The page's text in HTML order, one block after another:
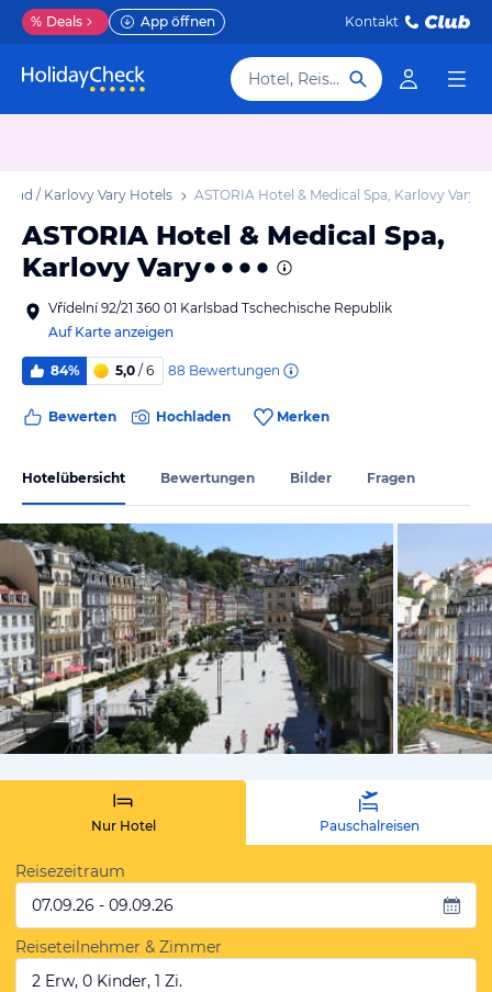
% Deals App öffnen Kontakt
Hotel, Reiseziel
/ Karlovy Vary Hotels ASTORIA Hotel & Medical Spa, Karlovy Vary
ASTORIA Hotel & Medical Spa,
Karlovy Vary
Vřídelní 92/21 360 01 Karlsbad Tschechische Republik
Auf Karte anzeigen
84% 5,0 / 6 88 Bewertungen
Bewerten Hochladen Merken
Hotelübersicht Bewertungen Bilder Fragen
vom
Nur Hotel Pauschalreisen
Reisezeitraum
07.09.26 - 09.09.26
Reiseteilnehmer & Zimmer
2 Erw, 0 Kinder, 1 Zi.